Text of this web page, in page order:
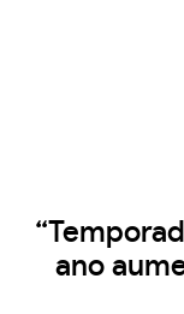
ano